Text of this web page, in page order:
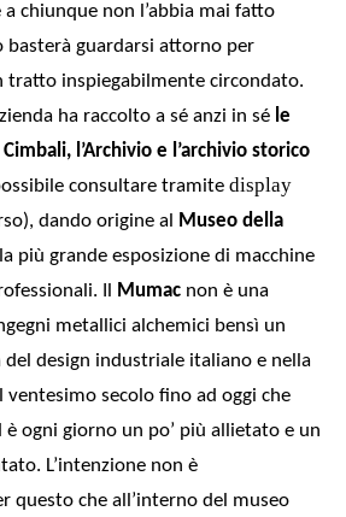
a chiunque non l’abbia mai fatto
basterà guardarsi attorno per
tratto inspiegabilmente circondato.
ha raccolto a sé anzi in sé le
, l’Archivio e l’archivio storico
consultare tramite display
dando origine al
Museo della
più grande esposizione di macchine
Il
Mumac non è una
metallici alchemici bensì un
design industriale italiano e nella
secolo fino ad oggi che
è ogni giorno un po’ più allietato e un
L’intenzione non è
questo che all’interno del museo